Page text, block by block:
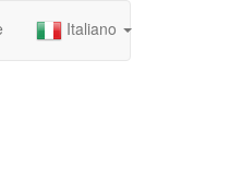
Italiano